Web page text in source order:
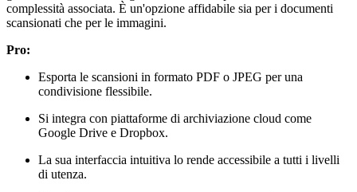
complessità associata. È un'opzione affidabile sia per i documenti
scansionati che per le immagini.
Pro:
Esporta le scansioni in formato PDF o JPEG per una
condivisione flessibile.
Si integra con piattaforme di archiviazione cloud come
Google Drive e Dropbox.
La sua interfaccia intuitiva lo rende accessibile a tutti i livelli
di utenza.